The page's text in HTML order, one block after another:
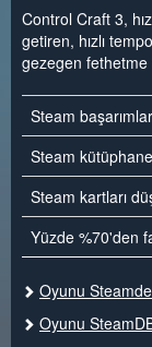
Control Craft 3,
getiren, hızlı
gezegen
Steam
Steam
Steam kartları
Yüzde %70'den
Oyunu
Oyunu